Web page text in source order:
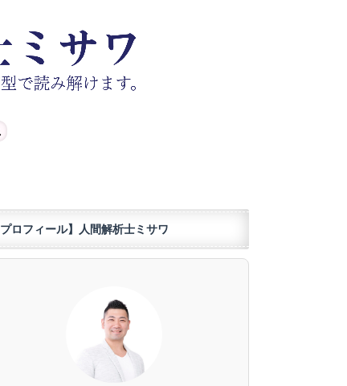
プロフィール】人間解析士ミサワ